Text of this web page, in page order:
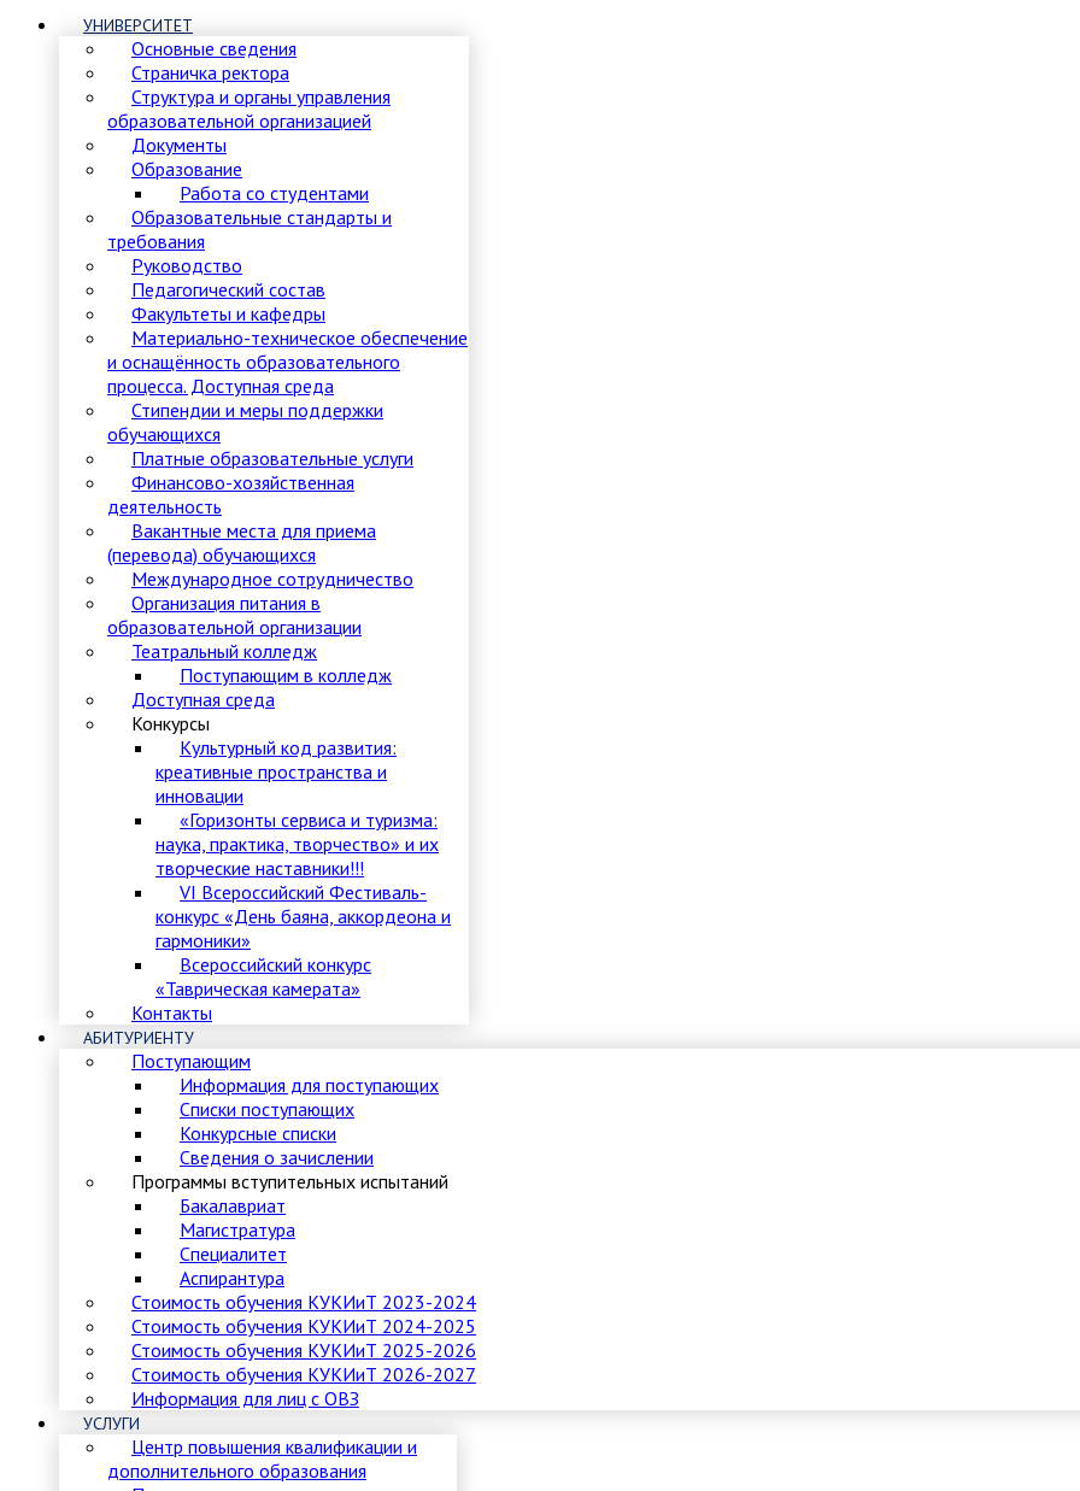
УНИВЕРСИТЕТ
Основные сведения
Страничка ректора
Структура и органы управления
образовательной организацией
Документы
Образование
Работа со студентами
Образовательные стандарты и
требования
Руководство
Педагогический состав
Факультеты и кафедры
Материально-техническое обеспечение
и оснащённость образовательного
процесса. Доступная среда
Стипендии и меры поддержки
обучающихся
Платные образовательные услуги
Финансово-хозяйственная
деятельность
Вакантные места для приема
(перевода) обучающихся
Международное сотрудничество
Организация питания в
образовательной организации
Театральный колледж
Поступающим в колледж
Доступная среда
Конкурсы
Культурный код развития:
креативные пространства и
инновации
«Горизонты сервиса и туризма:
наука, практика, творчество» и их
творческие наставники!!!
VI Всероссийский Фестиваль-
конкурс «День баяна, аккордеона и
гармоники»
Всероссийский конкурс
«Таврическая камерата»
Контакты
АБИТУРИЕНТУ
Поступающим
Информация для поступающих
Списки поступающих
Конкурсные списки
Сведения о зачислении
Программы вступительных испытаний
Бакалавриат
Магистратура
Специалитет
Аспирантура
Стоимость обучения КУКИиТ 2023-2024
Стоимость обучения КУКИиТ 2024-2025
Стоимость обучения КУКИиТ 2025-2026
Стоимость обучения КУКИиТ 2026-2027
Информация для лиц с ОВЗ
УСЛУГИ
Центр повышения квалификации и
дополнительного образования